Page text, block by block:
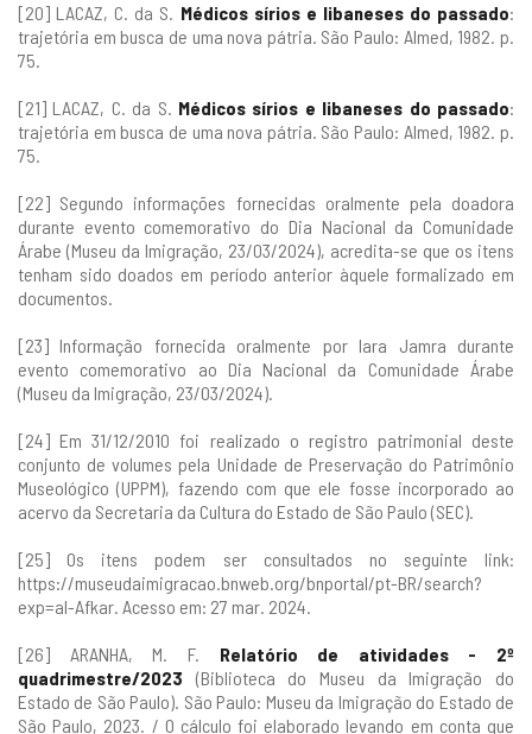
[20] LACAZ, C. da S. Médicos sírios e libaneses do passado:
trajetória em busca de uma nova pátria. São Paulo: Almed, 1982. p.
75.
[21] LACAZ, C. da S. Médicos sírios e libaneses do passado:
trajetória em busca de uma nova pátria. São Paulo: Almed, 1982. p.
75.
[22] Segundo informações fornecidas oralmente pela doadora
durante evento comemorativo do Dia Nacional da Comunidade
Árabe (Museu da Imigração, 23/03/2024), acredita-se que os itens
tenham sido doados em período anterior àquele formalizado em
documentos.
[23] Informação fornecida oralmente por Iara Jamra durante
evento comemorativo ao Dia Nacional da Comunidade Árabe
(Museu da Imigração, 23/03/2024).
[24] Em 31/12/2010 foi realizado o registro patrimonial deste
conjunto de volumes pela Unidade de Preservação do Patrimônio
Museológico (UPPM), fazendo com que ele fosse incorporado ao
acervo da Secretaria da Cultura do Estado de São Paulo (SEC).
[25] Os itens podem ser consultados no seguinte link:
https://museudaimigracao.bnweb.org/bnportal/pt-BR/search?
exp=al-Afkar. Acesso em: 27 mar. 2024.
[26] ARANHA, M. F. Relatório de atividades - 2º
quadrimestre/2023 (Biblioteca do Museu da Imigração do
Estado de São Paulo). São Paulo: Museu da Imigração do Estado de
São Paulo, 2023. / O cálculo foi elaborado levando em conta que